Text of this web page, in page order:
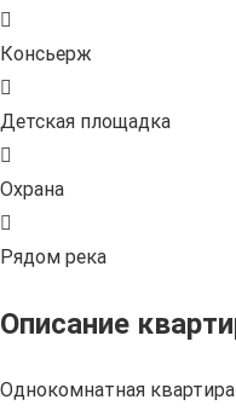
Консьерж
Детская площадка
Охрана
Рядом река
Описание
Однокомнатная